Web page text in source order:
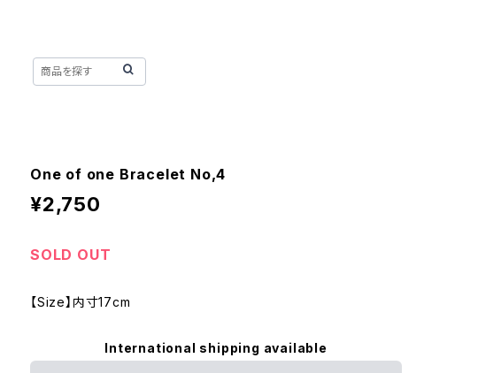
One of one Bracelet No,4
¥2,750
SOLD OUT
【Size】内寸17cm
International shipping available